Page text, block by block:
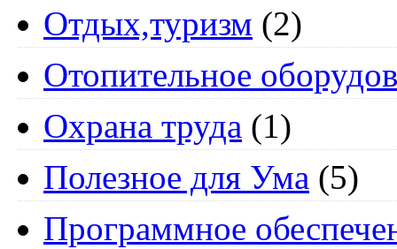
Отдых,туризм (2)
Отопительное
Охрана труда (1)
Полезное для Ума (5)
Программное